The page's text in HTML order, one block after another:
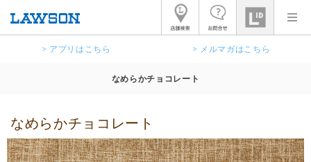
> アプリはこちら > メルマガはこちら
なめらかチョコレート
なめらかチョコレート